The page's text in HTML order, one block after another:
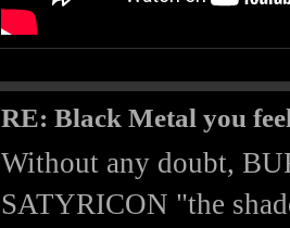
RE: Black Metal you
Without any doubt,
SATYRICON "the